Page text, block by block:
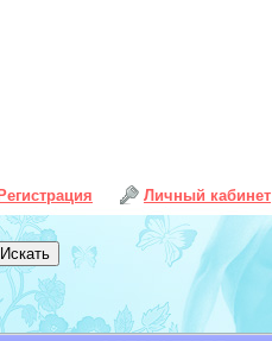
Личный кабинет
Регистрация